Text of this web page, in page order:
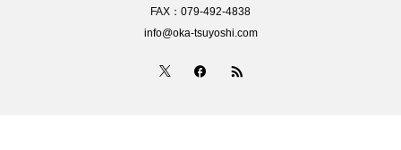
FAX：079-492-4838
info@oka-tsuyoshi.com